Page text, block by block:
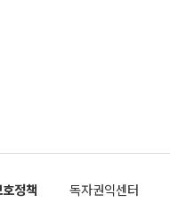
화를 공식적으로 요구한
1994년 북·미 제네바 기
정책 독자권익센터